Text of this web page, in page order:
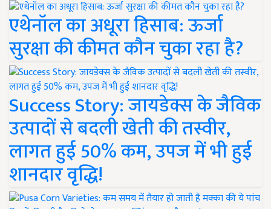
एथेनॉल का अधूरा हिसाब: ऊर्जा
सुरक्षा की कीमत कौन चुका रहा है?
Success Story: जायडेक्स के जैविक
उत्पादों से बदली खेती की तस्वीर,
लागत हुई 50% कम, उपज में भी हुई
शानदार वृद्धि!